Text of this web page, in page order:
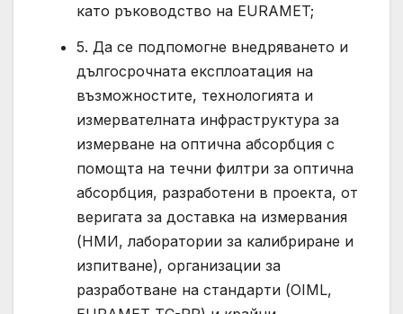
като ръководство на EURAMET;
5. Да се подпомогне внедряването и
дългосрочната експлоатация на
възможностите, технологията и
измервателната инфраструктура за
измерване на оптична абсорбция с
помощта на течни филтри за оптична
абсорбция, разработени в проекта, от
веригата за доставка на измервания
(НМИ, лаборатории за калибриране и
изпитване), организации за
разработване на стандарти (OIML,